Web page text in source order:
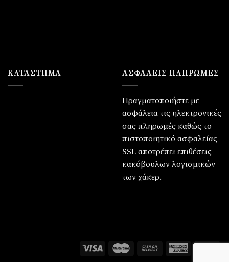
ΚΑΤΆΣΤΗΜΑ ΑΣΦΑΛΕΙΣ ΠΛΗΡΩΜΕΣ
Πραγματοποιήστε με
ασφάλεια τις ηλεκτρονικές
σας πληρωμές καθώς το
πιστοποιητικό ασφαλείας
SSL αποτρέπει επιθέσεις
κακόβουλων λογισμικών
των χάκερ.